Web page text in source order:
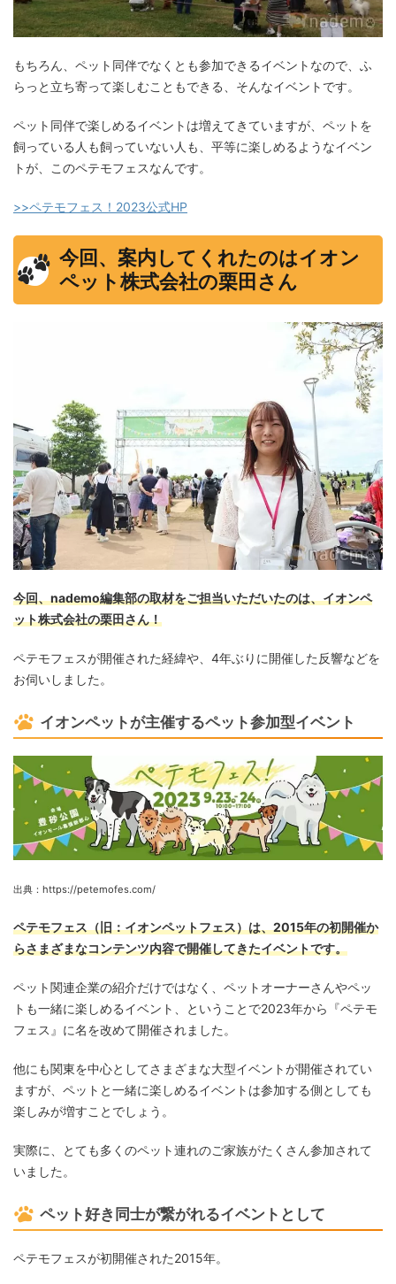
もちろん、ペット同伴でなくとも参加できるイベントなので、ふ
らっと立ち寄って楽しむこともできる、そんなイベントです。
ペット同伴で楽しめるイベントは増えてきていますが、ペットを
飼っている人も飼っていない人も、平等に楽しめるようなイベン
トが、このペテモフェスなんです。
>>ペテモフェス！2023公式HP
今回、案内してくれたのはイオン
ペット株式会社の栗田さん
今回、nademo編集部の取材をご担当いただいたのは、イオンペ
ット株式会社の栗田さん！
ペテモフェスが開催された経緯や、4年ぶりに開催した反響などを
お伺いしました。
イオンペットが主催するペット参加型イベント
出典：https://petemofes.com/
ペテモフェス（旧：イオンペットフェス）は、2015年の初開催か
らさまざまなコンテンツ内容で開催してきたイベントです。
ペット関連企業の紹介だけではなく、ペットオーナーさんやペッ
トも一緒に楽しめるイベント、ということで2023年から『ペテモ
フェス』に名を改めて開催されました。
他にも関東を中心としてさまざまな大型イベントが開催されてい
ますが、ペットと一緒に楽しめるイベントは参加する側としても
楽しみが増すことでしょう。
実際に、とても多くのペット連れのご家族がたくさん参加されて
いました。
ペット好き同士が繋がれるイベントとして
ペテモフェスが初開催された2015年。